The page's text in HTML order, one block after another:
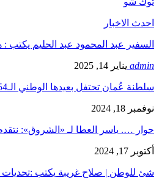
احدث الاخبار
السفير عبد المحمود عبد الحليم يكتب :
admin يناير 14, 2025
سلطنة عُمان تحتفل بعيدها الوطني الـ54: نهضة مستدامة وإنجازات اقتصادية…
نوفمبر 18, 2024
حوار …. ياسر العطا لـ «الشروق»:
أكتوبر 17, 2024
شئ للوطن | صلاح غريبة يكتب